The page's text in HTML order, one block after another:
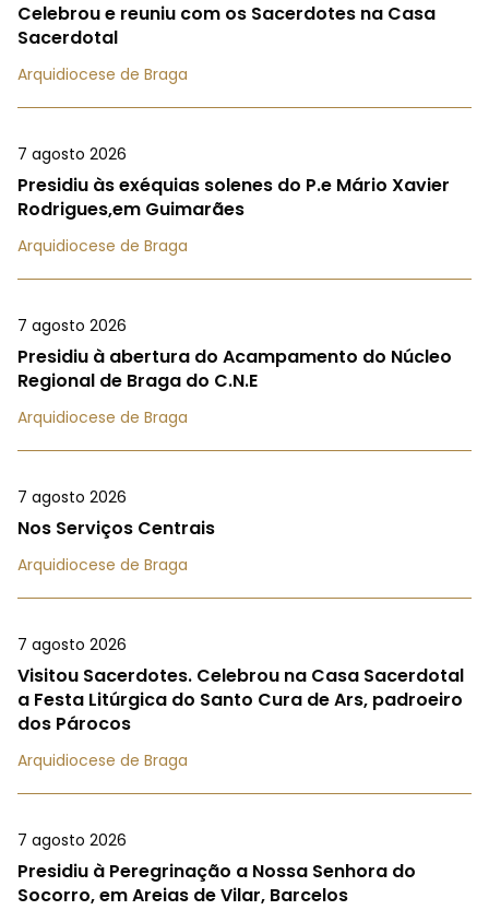
Celebrou e reuniu com os Sacerdotes na Casa
Sacerdotal
Arquidiocese de Braga
7 agosto 2026
Presidiu às exéquias solenes do P.e Mário Xavier
Rodrigues,em Guimarães
Arquidiocese de Braga
7 agosto 2026
Presidiu à abertura do Acampamento do Núcleo
Regional de Braga do C.N.E
Arquidiocese de Braga
7 agosto 2026
Nos Serviços Centrais
Arquidiocese de Braga
7 agosto 2026
Visitou Sacerdotes. Celebrou na Casa Sacerdotal
a Festa Litúrgica do Santo Cura de Ars, padroeiro
dos Párocos
Arquidiocese de Braga
7 agosto 2026
Presidiu à Peregrinação a Nossa Senhora do
Socorro, em Areias de Vilar, Barcelos